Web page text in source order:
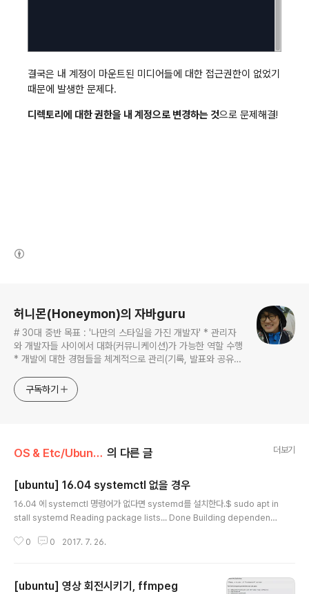
결국은 내 계정이 마운트된 미디어들에 대한 접근권한이 없었기
때문에 발생한 문제다.
디렉토리에 대한 권한을 내 계정으로 변경하는 것으로 문제해결!
허니몬(Honeymon)의 자바guru
# 30대 중반 목표 : '나만의 스타일을 가진 개발자' * 관리자
와 개발자들 사이에서 대화(커뮤니케이션)가 가능한 역할 수행
* 개발에 대한 경험들을 체계적으로 관리(기록, 발표와 공유)
누구나 들려봤을법한 그런 개발관련 파워블로거 를 목표로 블
로그를 재편하려고 하는 중
구독하기
OS & Etc/Ubuntu 의 다른 글 더보기
[ubuntu] 16.04 systemctl 없을 경우
16.04 에 systemctl 명령어가 없다면 systemd를 설치한다.$ sudo apt in
stall systemd Reading package lists... Done Building dependenc
ages will be installed: libcryptsetup4 libsystemd-journal0 Sugge
ed, 3 newly installed, 0 to re..
0 0 2017. 7. 26.
[ubuntu] 영상 회전시키기, ffmpeg